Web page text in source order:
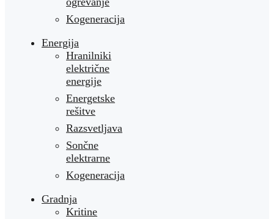
Kogeneracija
Energija
Hranilniki
električne
energije
Energetske
rešitve
Razsvetljava
Sončne
elektrarne
Kogeneracija
Gradnja
Kritine